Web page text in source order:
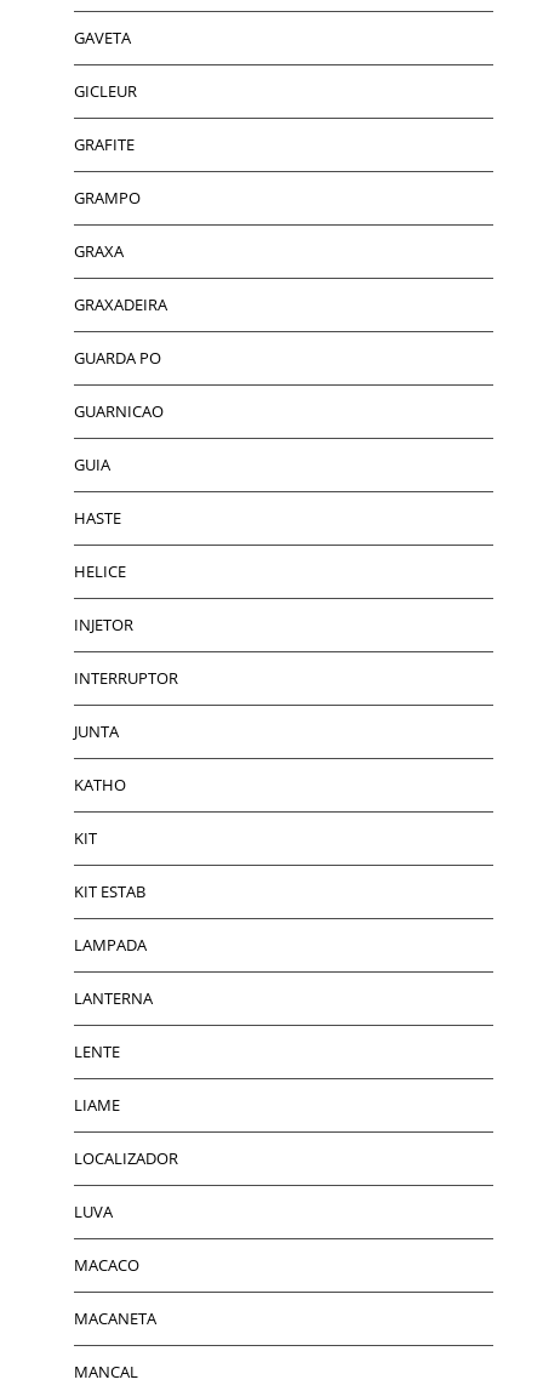
GAVETA
GICLEUR
GRAFITE
GRAMPO
GRAXA
GRAXADEIRA
GUARDA PO
GUARNICAO
GUIA
HASTE
HELICE
INJETOR
INTERRUPTOR
JUNTA
KATHO
KIT
KIT ESTAB
LAMPADA
LANTERNA
LENTE
LIAME
LOCALIZADOR
LUVA
MACACO
MACANETA
MANCAL